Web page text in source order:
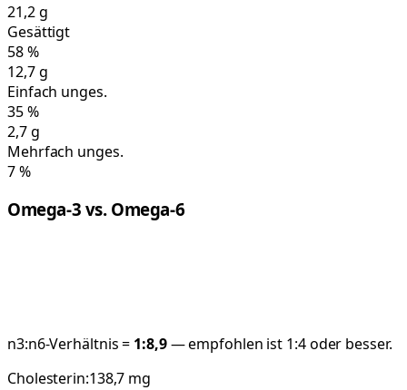
21,2g
Gesättigt
58%
12,7g
Einfach unges.
35%
2,7g
Mehrfach unges.
7%
Omega-3 vs. Omega-6
n3:n6-Verhältnis = 1:8,9— empfohlen ist 1:4 oder besser.
Cholesterin:138,7 mg